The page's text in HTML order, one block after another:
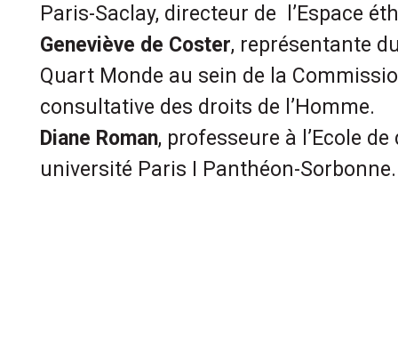
Paris-Saclay, directeur de l’Espace
Geneviève de Coster, représentante
Quart Monde au sein de la
consultative des droits de l’Homme.
Diane Roman, professeure à l’Ecole
université Paris I Panthéon-Sorbonne.